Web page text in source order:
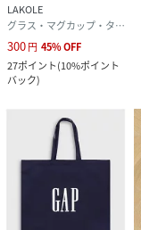
LAKOLE
グラス・マグカップ・タンブラー
300円 45%OFF
27ポイント(10%ポイント
バック)